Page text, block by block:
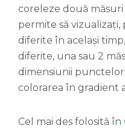
coreleze două
permite să
diferite în același
diferite, una sau 2
dimensiunii
colorarea în gradient
Cel mai des folosită în